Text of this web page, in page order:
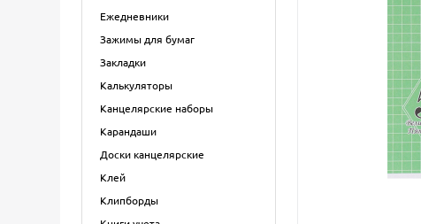
Ежедневники
Зажимы для бумаг
Закладки
Калькуляторы
Канцелярские наборы
Карандаши
Доски канцелярские
Клей
Клипборды